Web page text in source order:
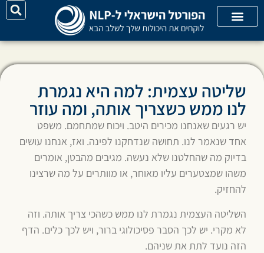
שליטה עצמית: למה היא נגמרת
לנו ממש כשצריך אותה, ומה עוזר
יש רגעים שאנחנו מכירים היטב. ויכוח שמתחמם. משפט
אחד שנאמר לנו. תחושה שנדחקנו לפינה. ואז, אנחנו עושים
בדיוק מה שהחלטנו שלא נעשה. מגיבים מהבטן, אומרים
משהו שמצטערים עליו מאוחר, או מוותרים על מה שרצינו
להחזיק.
השליטה העצמית נגמרת לנו ממש כשהכי צריך אותה. וזה
לא מקרי. יש לכך הסבר פסיכולוגי ברור, ויש לכך כלים. הדף
הזה נועד לתת את שניהם.